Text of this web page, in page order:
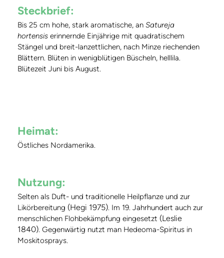
Steckbrief:
Bis 25 cm hohe, stark aromatische, an Satureja
hortensis erinnernde Einjährige mit quadratischem
Stängel und breit-lanzettlichen, nach Minze riechenden
Blättern. Blüten in wenigblütigen Büscheln, helllila.
Blütezeit Juni bis August.
Heimat:
Östliches Nordamerika.
Nutzung:
Selten als Duft- und traditionelle Heilpflanze und zur
Likörbereitung (Hegi 1975). Im 19. Jahrhundert auch zur
menschlichen Flohbekämpfung eingesetzt (Leslie
1840). Gegenwärtig nutzt man Hedeoma-Spiritus in
Moskitosprays.